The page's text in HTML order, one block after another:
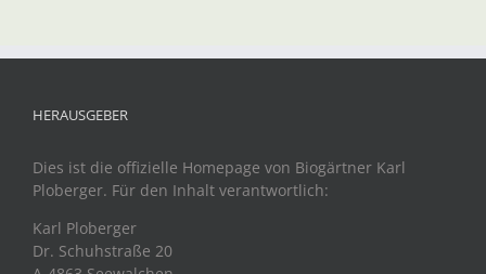
HERAUSGEBER
Dies ist die offizielle Homepage von Biogärtner Karl
Ploberger. Für den Inhalt verantwortlich:
Karl Ploberger
Dr. Schuhstraße 20